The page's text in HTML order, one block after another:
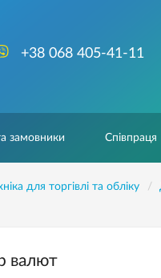
+38 068 405-41-11
замовники Співпраця
для торгівлі та обліку
валют